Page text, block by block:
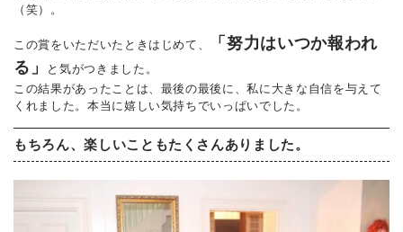
（笑）。
この賞をいただいたときはじめて、
「努力はいつか報われ
る」
と気がつきました。
この結果があったことは、最後の最後に、私に大きな自信を与えて
くれました。本当に嬉しい気持ちでいっぱいでした。
もちろん、楽しいこともたくさんありました。